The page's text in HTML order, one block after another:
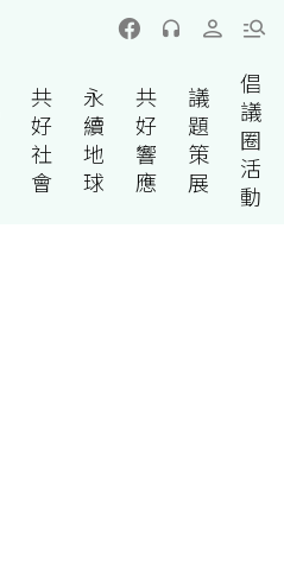
共
好
社
會
永
續
地
球
共
好
響
應
議
題
策
展
倡
議
圈
活
動